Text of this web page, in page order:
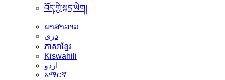
བོད་ཀྱི་སྐད་ཡིག།
ພາສາລາວ
دری
ភាសាខ្មែរ
Kiswahili
اردو
አማርኛ